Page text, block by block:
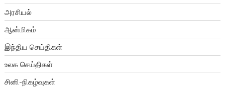
அரசியல்
ஆன்மிகம்
இந்திய செய்திகள்
உலக செய்திகள்
சினி-நிகழ்வுகள்